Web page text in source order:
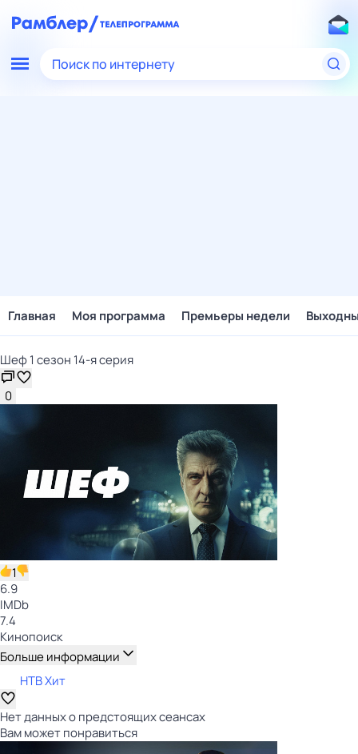
Поиск по интернету
Главная Моя программа Премьеры недели
Шеф 1 сезон 14-я серия
0
1
6.9
IMDb
7.4
Кинопоиск
Больше информации
НТВ Хит
Нет данных о предстоящих сеансах
Вам может понравиться